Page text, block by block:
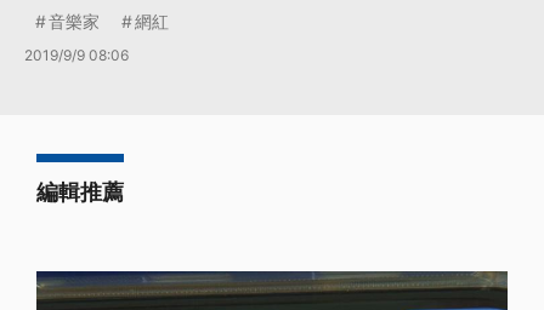
音樂家 網紅
2019/9/9 08:06
編輯推薦